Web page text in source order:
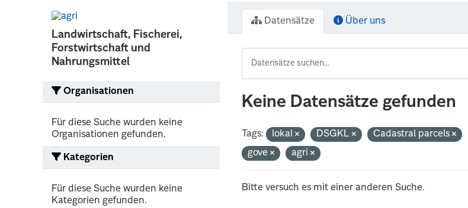
Landwirtschaft, Fischerei,
Forstwirtschaft und
Nahrungsmittel
Organisationen
Für diese Suche wurden keine
Organisationen gefunden.
Kategorien
Für diese Suche wurden keine
Kategorien gefunden.
Datensätze Über uns
Keine Datensätze gefunden
Tags: lokal DSGKL Cadastral parcels
gove
agri
Bitte versuch es mit einer anderen Suche.